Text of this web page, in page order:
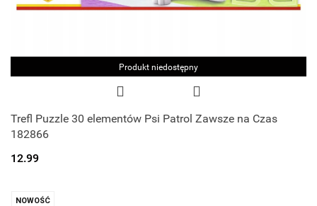
Produkt niedostępny
Trefl Puzzle 30 elementów Psi Patrol Zawsze na Czas
182866
12.99
NOWOŚĆ